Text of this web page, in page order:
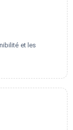
et les